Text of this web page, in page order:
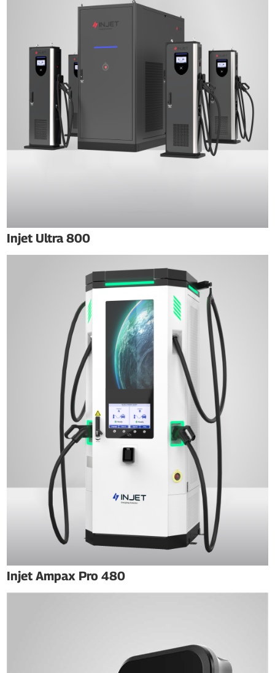
Injet Ultra 800
Injet Ampax Pro 480